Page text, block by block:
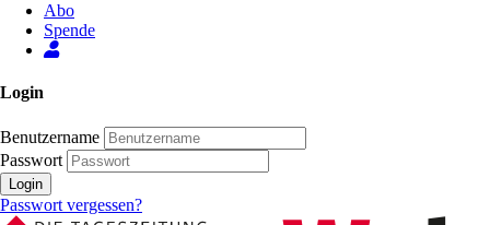
Abo
Spende
Login
Benutzername
Passwort
Login
Passwort vergessen?